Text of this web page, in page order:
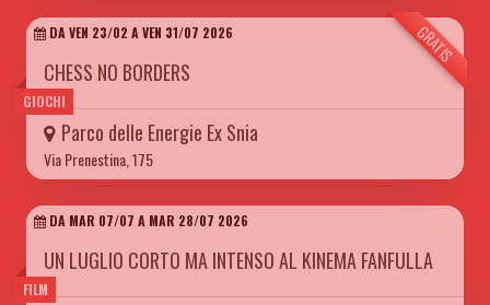
GIOCHI
GRATIS
DA VEN 23/02 A VEN 31/07 2026
CHESS NO BORDERS
Parco delle Energie Ex Snia
Via Prenestina, 175
FILM
DA MAR 07/07 A MAR 28/07 2026
UN LUGLIO CORTO MA INTENSO AL KINEMA FANFULLA